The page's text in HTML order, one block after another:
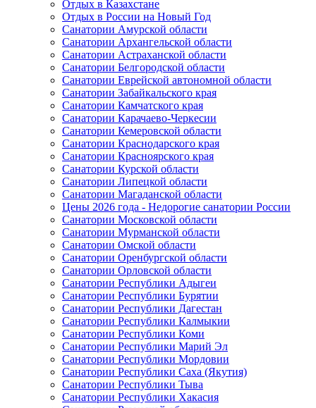
Отдых в Казахстане
Отдых в России на Новый Год
Санатории Амурской области
Санатории Архангельской области
Санатории Астраханской области
Санатории Белгородской области
Санатории Еврейской автономной области
Санатории Забайкальского края
Санатории Камчатского края
Санатории Карачаево-Черкесии
Санатории Кемеровской области
Санатории Краснодарского края
Санатории Красноярского края
Санатории Курской области
Санатории Липецкой области
Санатории Магаданской области
Цены 2026 года - Недорогие санатории России
Санатории Московской области
Санатории Мурманской области
Санатории Омской области
Санатории Оренбургской области
Санатории Орловской области
Санатории Республики Адыгеи
Санатории Республики Бурятии
Санатории Республики Дагестан
Санатории Республики Калмыкии
Санатории Республики Коми
Санатории Республики Марий Эл
Санатории Республики Мордовии
Санатории Республики Саха (Якутия)
Санатории Республики Тыва
Санатории Республики Хакасия